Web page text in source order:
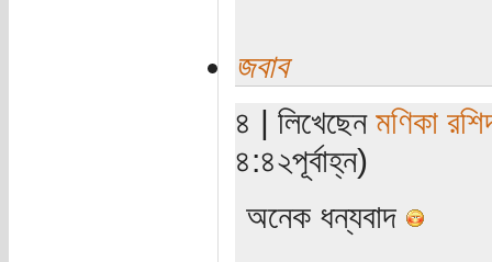
জবাব
৪ | লিখেছেন মণিকা
৪:৪২পূর্বাহ্ন)
অনেক ধন্যবাদ